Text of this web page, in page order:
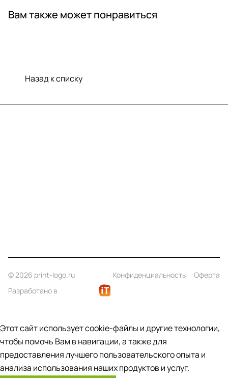
Вам также может понравиться
Назад к списку
© 2026 print-logo.ru Конфиденциальность
Оферта
Разработано в
Этот сайт использует cookie-файлы и другие технологии,
чтобы помочь Вам в навигации, а также для
предоставления лучшего пользовательского опыта и
анализа использования наших продуктов и услуг.